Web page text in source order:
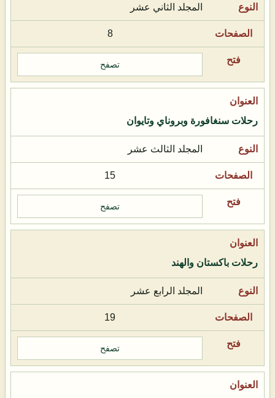
المجلد الثاني عشر
8
تصفح
رحلات سنغافورة وبروناي وتايوان
المجلد الثالث عشر
15
تصفح
رحلات باكستان والهند
المجلد الرابع عشر
19
تصفح